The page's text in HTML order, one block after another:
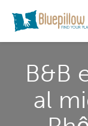
B&B
al